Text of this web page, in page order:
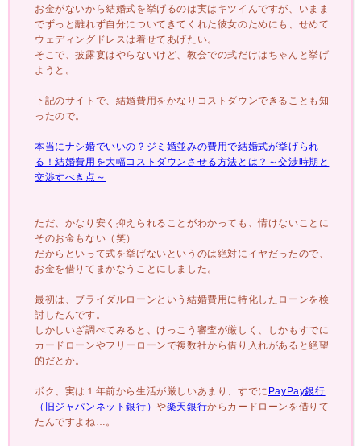
お金がないから結婚式を挙げるのは実はキツイんですが、いまま
でずっと離れず自分についてきてくれた彼女のためにも、せめて
ウェディングドレスは着せてあげたい。
そこで、披露宴はやらないけど、教会での式だけはちゃんと挙げ
ようと。
下記のサイトで、結婚費用をかなりコストダウンできることも知
ったので。
本当にナシ婚でいいの？ジミ婚並みの費用で結婚式が挙げられ
る！結婚費用を大幅コストダウンさせる方法とは？～交渉時期と
交渉すべき点～
ただ、かなり安く抑えられることがわかっても、情けないことに
そのお金もない（笑）
だからといって式を挙げないというのは絶対にイヤだったので、
お金を借りてまかなうことにしました。
最初は、ブライダルローンという結婚費用に特化したローンを検
討したんです。
しかしいざ調べてみると、けっこう審査が厳しく、しかもすでに
カードローンやフリーローンで複数社から借り入れがあると絶望
的だとか。
ボク、実は１年前から生活が厳しいあまり、すでに PayPay銀行
（旧ジャパンネット銀行）や楽天銀行からカードローンを借りて
たんですよね…。